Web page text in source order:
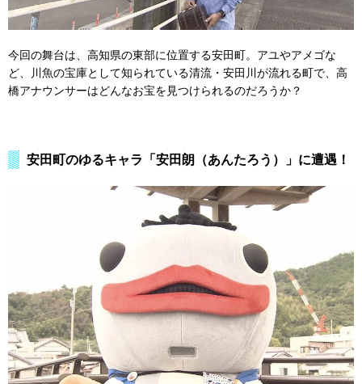
今回の舞台は、高知県の東部に位置する安田町。アユやアメゴな
ど、川魚の宝庫として知られている清流・安田川が流れる町で、高
橋アナウンサーはどんなお宝を見つけられるのだろうか？
安田町のゆるキャラ「安田朗（あんたろう）」に遭遇！